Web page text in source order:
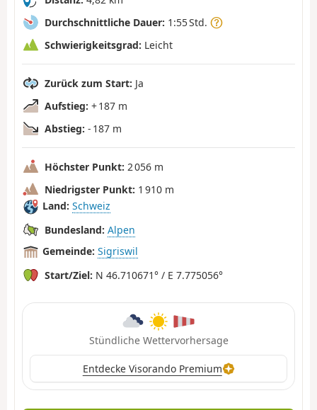
Durchschnittliche Dauer: 1:55 Std.
Schwierigkeitsgrad: Leicht
Zurück zum Start: Ja
Aufstieg: + 187 m
Abstieg: - 187 m
Höchster Punkt: 2 056 m
Niedrigster Punkt: 1 910 m
Land: Schweiz
Bundesland: Alpen
Gemeinde: Sigriswil
Start/Ziel: N 46.710671° / E 7.775056°
Stündliche Wettervorhersage
Entdecke Visorando Premium